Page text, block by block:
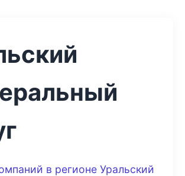
в регионе Уральский